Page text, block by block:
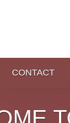
CONTACT